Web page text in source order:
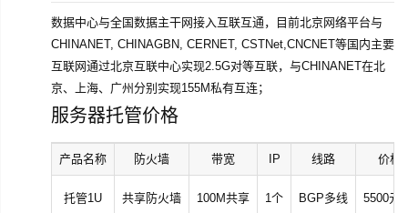
数据中心与全国数据主干网接入互联互通，目前北京网络平台与
CHINANET, CHINAGBN, CERNET, CSTNet,CNCNET等国内主要
互联网通过北京互联中心实现2.5G对等互联，与CHINANET在北
京、上海、广州分别实现155M私有互连；
服务器托管价格
产品名称 防火墙 带宽 IP 线路 价格
托管1U 共享防火墙 100M共享 1个 BGP多线 5500元/